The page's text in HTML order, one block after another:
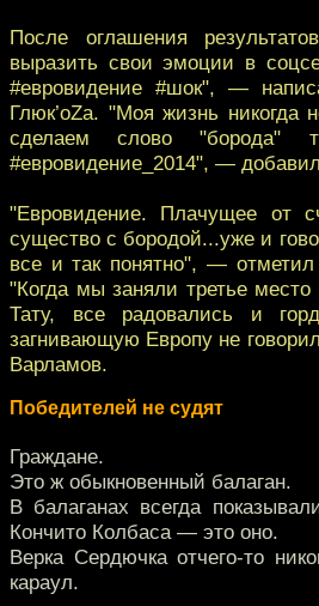
После оглашения
выразить свои эмоции в
#евровидение #шок", —
Глюк’oZa. "Моя жизнь никогда
сделаем слово "борода"
#евровидение_2014", —
"Евровидение. Плачущее от
существо с бородой...уже и
все и так понятно", —
"Когда мы заняли третье
Тату, все радовались и
загнивающую Европу не
Варламов.
Победителей не судят
Граждане.
Это ж обыкновенный балаган.
В балаганах всегда
Кончито Колбаса — это оно.
Верка Сердючка отчего-то
караул.